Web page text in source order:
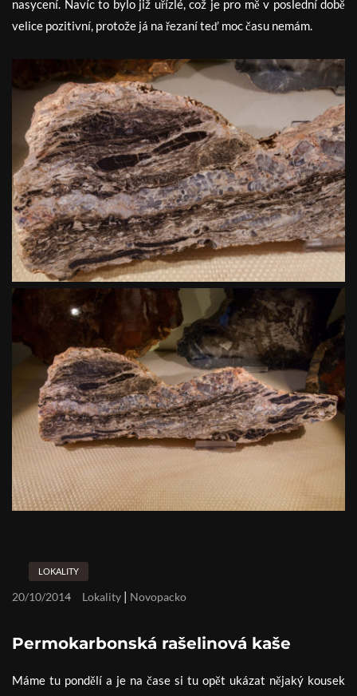
nasycení. Navíc to bylo již uřízlé, což je pro mě v poslední době
velice pozitivní, protože já na řezaní teď moc času nemám.
LOKALITY
20/10/2014 Lokality | Novopacko
Permokarbonská rašelinová kaše
Máme tu pondělí a je na čase si tu opět ukázat nějaký kousek